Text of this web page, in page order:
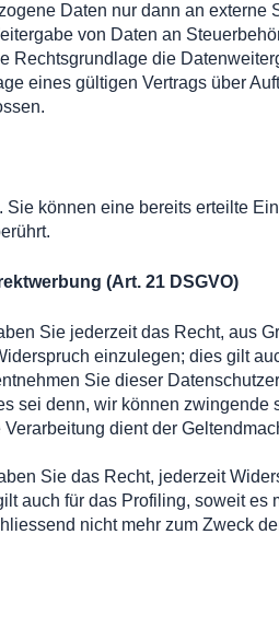
Daten nur dann an externe
von Daten an
Rechtsgrundlage die
eines gültigen Vertrags über
können eine bereits erteilte
(Art. 21 DSGVO)
Sie jederzeit das Recht, aus
einzulegen; dies gilt
Sie dieser
sei denn, wir können zwingende
dient der
Sie das Recht, jederzeit
auch für das Profiling, soweit es
nicht mehr zum Zweck